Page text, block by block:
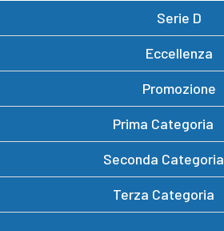
Serie D
Eccellenza
Promozione
Prima Categoria
Seconda Categoria
Terza Categoria